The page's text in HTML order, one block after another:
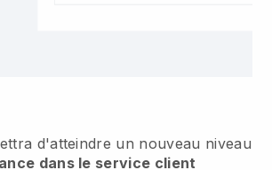
d'atteindre un nouveau niveau
dans le service client